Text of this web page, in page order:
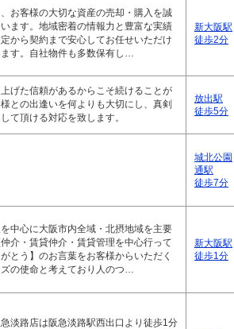
お客様の大切な資産の売却・購入を誠
ます。地域密着の情報力と豊富な実績
から契約まで安心してお任せいただけ
す。自社物件も多数保有し…
新大阪駅
徒歩2分
げた信頼があるからこそ続けることが
との出逢いを何よりも大切にし、真剣
て頂ける対応を致します。
放出駅
徒歩5分
城北公園
通駅
徒歩7分
中心に大阪市内全域・北摂地域を主要
介・賃貸仲介・賃貸管理を中心行って
とう】のお言葉をお客様からいただく
の使命と考えており人のつ…
新大阪駅
徒歩1分
淡路店は阪急淡路駅西出口より徒歩1分